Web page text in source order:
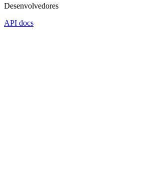
Desenvolvedores
API docs